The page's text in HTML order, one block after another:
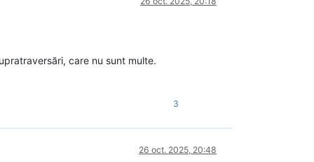
care nu sunt multe.
3
26 oct. 2025, 20:48